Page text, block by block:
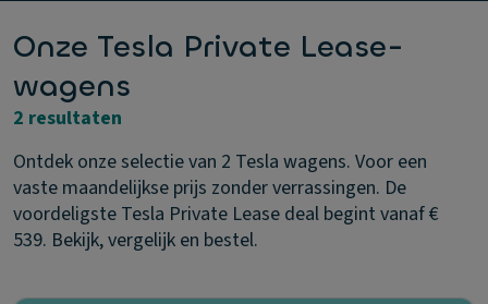
Onze Tesla Private Lease-
wagens
2 resultaten
Ontdek onze selectie van 2 Tesla wagens. Voor een
vaste maandelijkse prijs zonder verrassingen. De
voordeligste Tesla Private Lease deal begint vanaf €
539. Bekijk, vergelijk en bestel.